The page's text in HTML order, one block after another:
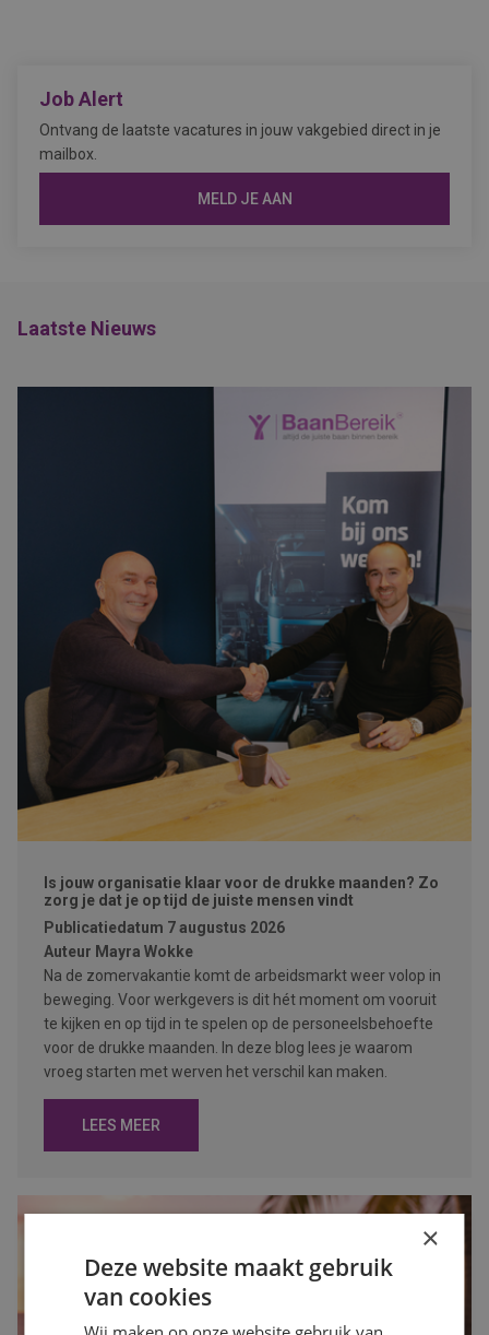
Job Alert
Ontvang de laatste vacatures in jouw vakgebied direct in je
mailbox.
MELD JE AAN
Laatste Nieuws
Is jouw organisatie klaar voor de drukke maanden? Zo
zorg je dat je op tijd de juiste mensen vindt
Publicatiedatum 7 augustus 2026
Auteur Mayra Wokke
Na de zomervakantie komt de arbeidsmarkt weer volop in
beweging. Voor werkgevers is dit hét moment om vooruit
te kijken en op tijd in te spelen op de personeelsbehoefte
voor de drukke maanden. In deze blog lees je waarom
vroeg starten met werven het verschil kan maken.
LEES MEER
×
Deze website maakt gebruik
van cookies